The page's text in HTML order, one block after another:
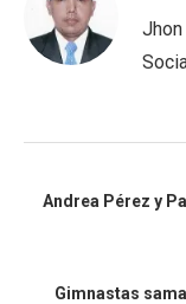
Andrea Pérez y
Gimnastas